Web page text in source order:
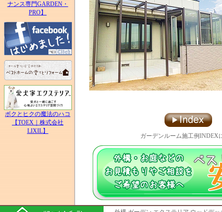
ナンス専門GARDEN・
PRO】
ボクとヒクの魔法のハコ
【TOEX｜株式会社
LIXIL】
ガーデンルーム施工例INDEX